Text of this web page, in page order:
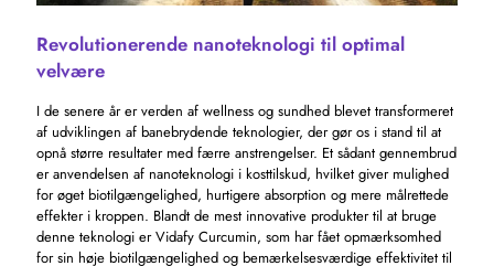
Revolutionerende nanoteknologi til optimal
velvære
I de senere år er verden af ​​wellness og sundhed blevet transformeret
af udviklingen af ​​banebrydende teknologier, der gør os i stand til at
opnå større resultater med færre anstrengelser. Et sådant gennembrud
er anvendelsen af ​​nanoteknologi i kosttilskud, hvilket giver mulighed
for øget biotilgængelighed, hurtigere absorption og mere målrettede
effekter i kroppen. Blandt de mest innovative produkter til at bruge
denne teknologi er Vidafy Curcumin, som har fået opmærksomhed
for sin høje biotilgængelighed og bemærkelsesværdige effektivitet til